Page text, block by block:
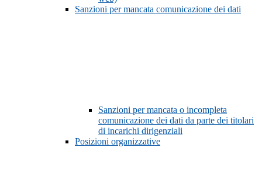
Sanzioni per mancata comunicazione dei dati
Sanzioni per mancata o incompleta
comunicazione dei dati da parte dei titolari
di incarichi dirigenziali
Posizioni organizzative